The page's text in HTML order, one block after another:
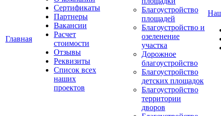
Главная
Сертификаты
Партнеры
Вакансии
Расчет
стоимости
Отзывы
Реквизиты
Список всех
наших
проектов
Благоустройство
площадей
Благоустройство и
озеленение
участка
Дорожное
благоустройство
Благоустройство
детских площадок
Благоустройство
территории
дворов